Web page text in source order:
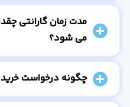
مدت زمان گارانتی
می شود؟
چگونه درخواست